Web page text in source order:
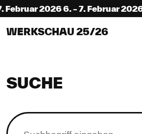
Februar 2026 6. – 7. Februar
WERKSCHAU 25/26
SUCHE